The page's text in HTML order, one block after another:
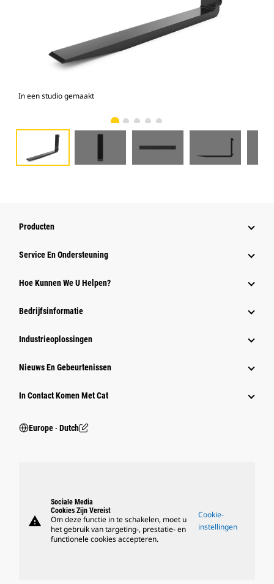
In een studio gemaakt
Producten
Service En Ondersteuning
Hoe Kunnen We U Helpen?
Bedrijfsinformatie
Industrieoplossingen
Nieuws En Gebeurtenissen
In Contact Komen Met Cat
Europe ‧ Dutch
warning
Sociale Media
Cookies Zijn Vereist
Om deze functie in te schakelen, moet u
het gebruik van targeting-, prestatie- en
functionele cookies accepteren.
Cookie-
instellingen